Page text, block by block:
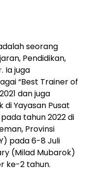
seorang
Pendidikan,
. Ia juga
“Best Trainer of
dan juga
Yayasan Pusat
tahun 2022 di
Provinsi
pada 6-8 Juli
(Milad Mubarok)
ke-2 tahun.